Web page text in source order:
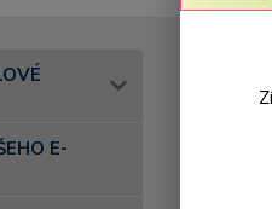
E-